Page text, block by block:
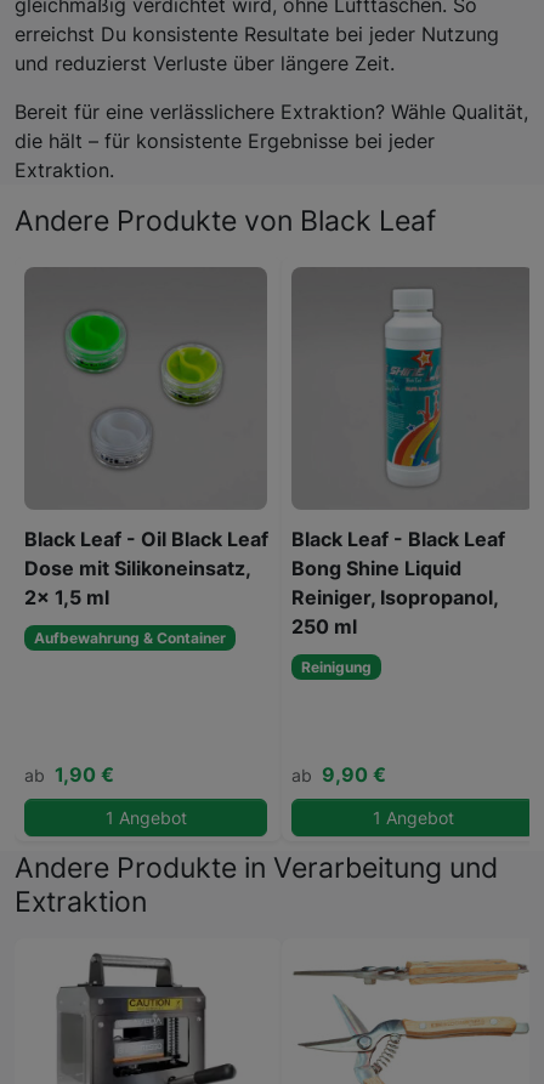
erreichst Du konsistente Resultate bei jeder Nutzung
und reduzierst Verluste über längere Zeit.
Bereit für eine verlässlichere Extraktion? Wähle Qualität,
die hält – für konsistente Ergebnisse bei jeder
Extraktion.
Andere Produkte von Black Leaf
Black Leaf - Oil Black Leaf
Dose mit Silikoneinsatz,
2x 1,5 ml
Aufbewahrung & Container
ab 1,90 €
1 Angebot
Black Leaf - Black Leaf
Bong Shine Liquid
Reiniger, Isopropanol,
250 ml
Reinigung
ab 9,90 €
1 Angebot
Andere Produkte in Verarbeitung und
Extraktion